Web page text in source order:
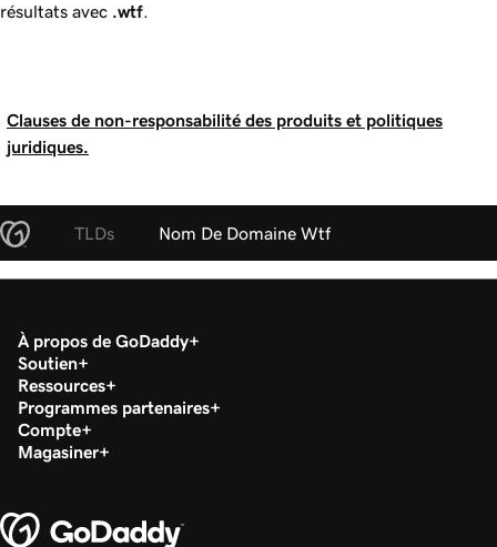
résultats avec .wtf
Clauses de non-responsabilité des produits et politiques
juridiques.
TLDs Nom De Domaine Wtf
À propos de GoDaddy
Soutien
Ressources
Programmes partenaires
Compte
Magasiner